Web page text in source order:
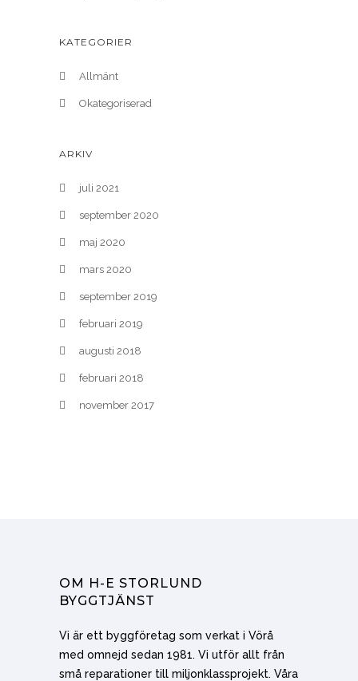
KATEGORIER
Allmänt
Okategoriserad
ARKIV
juli 2021
september 2020
maj 2020
mars 2020
september 2019
februari 2019
augusti 2018
februari 2018
november 2017
OM H-E STORLUND
BYGGTJÄNST
Vi är ett byggföretag som verkat i Vörå
med omnejd sedan 1981. Vi utför allt från
små reparationer till miljonklassprojekt. Våra